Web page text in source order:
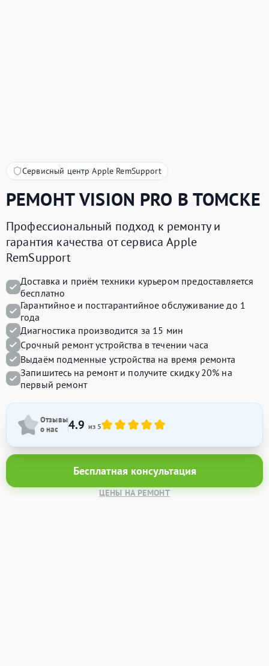
Сервисный центр Apple RemSupport
РЕМОНТVISION PRO В ТОМСКЕ
Профессиональный подход к ремонту и
гарантия качества от сервиса Apple
RemSupport
Доставка и приём техники курьером предоставляется
бесплатно
Гарантийное и постгарантийное обслуживание до 1
года
Диагностика производится за 15 мин
Срочный ремонт устройства в течении часа
Выдаём подменные устройства на время ремонта
Запишитесь на ремонт и получите скидку 20% на
первый ремонт
Отзывы
о нас
4.9 из 5
Бесплатная консультация
ЦЕНЫ НА РЕМОНТ